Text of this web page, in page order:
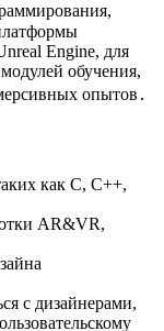
Engine, для
обучения,
опытов․
как C, C++,
AR&VR,
с дизайнерами,